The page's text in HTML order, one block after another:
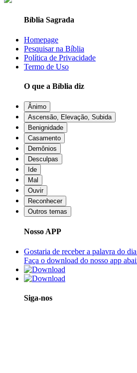
Bíblia Sagrada
Homepage
Pesquisar na Bíblia
Política de Privacidade
Termo de Uso
O que a Bíblia diz
Ânimo
Ascensão, Elevação, Subida
Benignidade
Casamento
Demônios
Desculpas
Ide
Mal
Ouvir
Reconhecer
Outros temas
Nosso APP
Gostaria de receber a palavra do
Faça o download do nosso app
Siga-nos